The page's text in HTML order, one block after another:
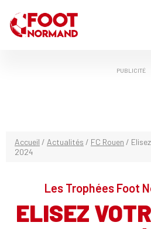
PUBLICITÉ
Accueil / Actualités / FC Rouen /
2024
Les Trophées Foot
ELISEZ